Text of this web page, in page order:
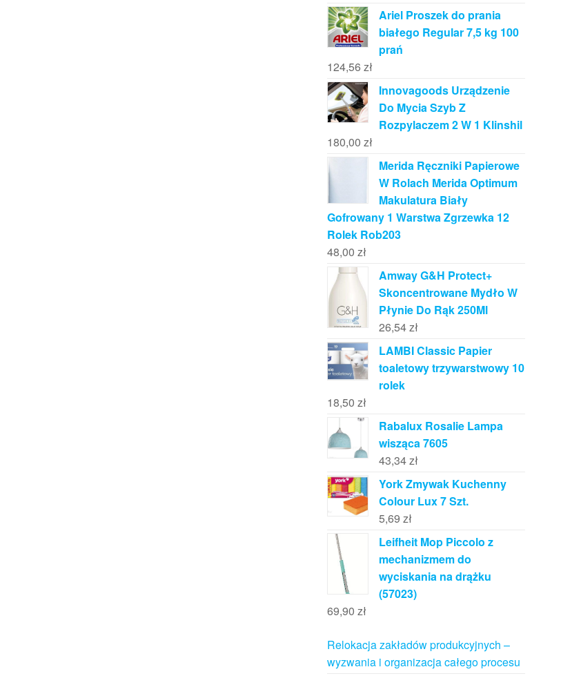
Ariel Proszek do prania
białego Regular 7,5 kg 100
prań
124,56 zł
Innovagoods Urządzenie
Do Mycia Szyb Z
Rozpylaczem 2 W 1 Klinshil
180,00 zł
Merida Ręczniki Papierowe
W Rolach Merida Optimum
Makulatura Biały
Gofrowany 1 Warstwa Zgrzewka 12
Rolek Rob203
48,00 zł
Amway G&H Protect+
Skoncentrowane Mydło W
Płynie Do Rąk 250Ml
26,54zł
LAMBI Classic Papier
toaletowy trzywarstwowy 10
rolek
18,50 zł
Rabalux Rosalie Lampa
wisząca 7605
43,34zł
York Zmywak Kuchenny
Colour Lux 7 Szt.
5,69 zł
Leifheit Mop Piccolo z
mechanizmem do
wyciskania na drążku
(57023)
69,90 zł
Relokacja zakładów produkcyjnych –
wyzwania i organizacja całego procesu